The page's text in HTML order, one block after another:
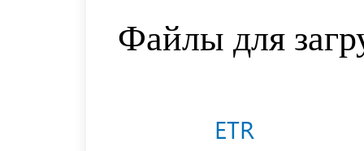
Файлы для
ETR